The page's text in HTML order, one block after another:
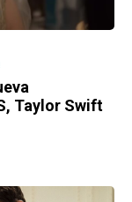
Taylor Swift